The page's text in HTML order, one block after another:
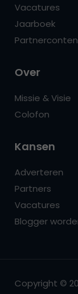
Vacatures
Jaarboek
Over
Missie & Visie
Colofon
Kansen
Adverteren
Partners
Vacatures
Blogger
Copyright ©